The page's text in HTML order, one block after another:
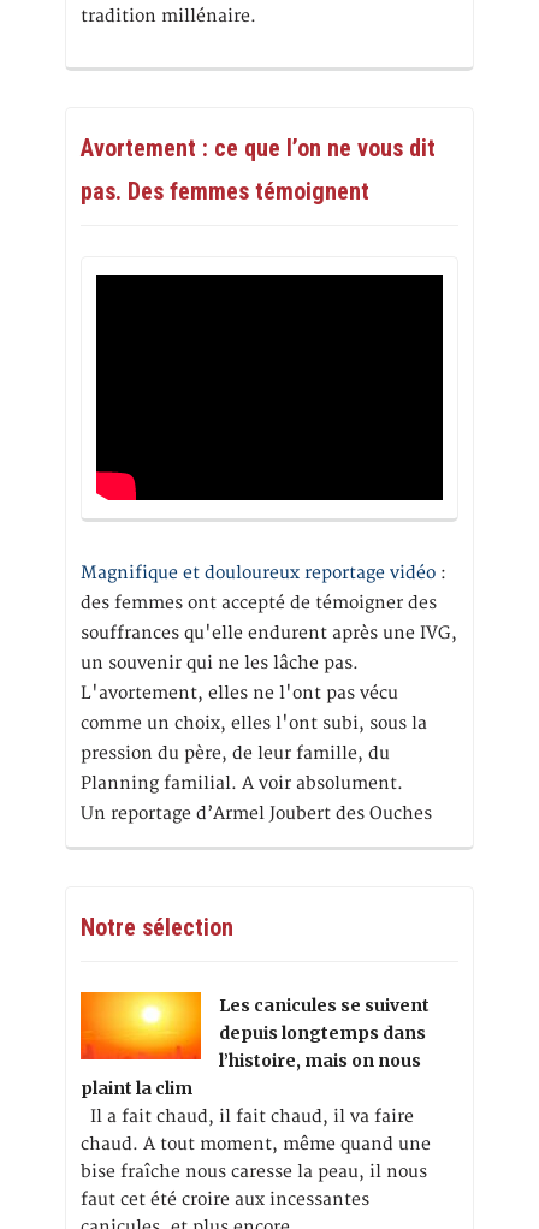
tradition millénaire.
Avortement : ce que l’on ne vous dit
pas. Des femmes témoignent
Magnifique et douloureux reportage vidéo :
des femmes ont accepté de témoigner des
souffrances qu'elle endurent après une IVG,
un souvenir qui ne les lâche pas.
L'avortement, elles ne l'ont pas vécu
comme un choix, elles l'ont subi, sous la
pression du père, de leur famille, du
Planning familial. A voir absolument.
Un reportage d’Armel Joubert des Ouches
Notre sélection
Les canicules se suivent
depuis longtemps dans
l’histoire, mais on nous
plaint la clim
Il a fait chaud, il fait chaud, il va faire
chaud. A tout moment, même quand une
bise fraîche nous caresse la peau, il nous
faut cet été croire aux incessantes